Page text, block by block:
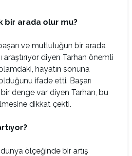
bir arada olur mu?
ve mutluluğun bir arada
araştırıyor diyen Tarhan önemli
hayatın sonuna
ifade etti. Başarı
denge var diyen Tarhan, bu
dikkat çekti.
ölçeğinde bir artış